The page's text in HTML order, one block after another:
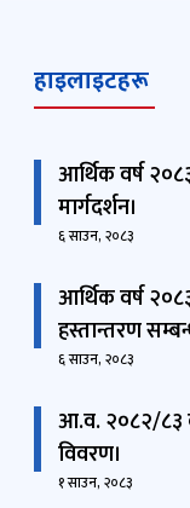
हाइलाइटहरू
आर्थिक वर्ष
मार्गदर्शन।
६ साउन, २०८३
आर्थिक वर्ष
हस्तान्तरण
६ साउन, २०८३
आ.व. २०८२/८३
विवरण।